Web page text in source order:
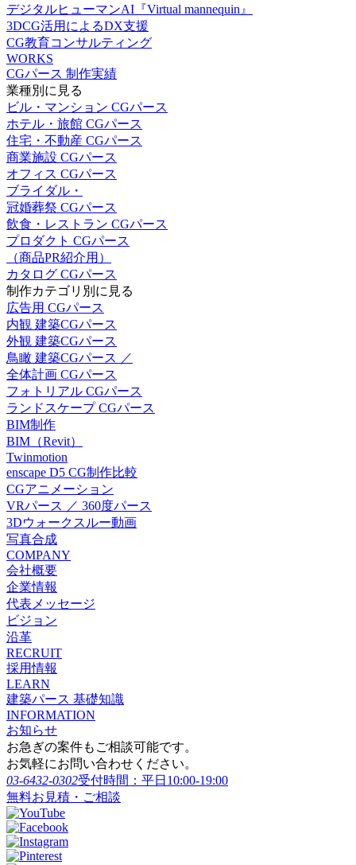
デジタルヒューマンAI『Virtual mannequin』
3DCG活用によるDX支援
CG教育コンサルティング
WORKS
CGパース 制作実績
業種別に見る
ビル・マンション CGパース
ホテル・旅館 CGパース
住宅・不動産 CGパース
商業施設 CGパース
オフィス CGパース
ブライダル・
冠婚葬祭 CGパース
飲食・レストラン CGパース
プロダクト CGパース
（商品PR紹介用）
カタログ CGパース
制作カテゴリ別に見る
広告用 CGパース
内観 建築CGパース
外観 建築CGパース
鳥瞰 建築CGパース ／
全体計画 CGパース
フォトリアル CGパース
ランドスケープ CGパース
BIM制作
BIM（Revit）
Twinmotion
enscape D5 CG制作比較
CGアニメーション
VRパース ／ 360度パース
3Dウォークスルー動画
写真合成
COMPANY
会社概要
企業情報
代表メッセージ
ビジョン
沿革
RECRUIT
採用情報
LEARN
建築パース 基礎知識
INFORMATION
お知らせ
お急ぎの案件もご相談可能です。
お気軽にお問い合わせください。
03-6432-0302受付時間：平日10:00-19:00
無料お見積・ご相談